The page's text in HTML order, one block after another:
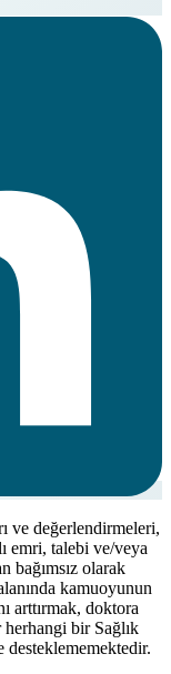
ve değerlendirmeleri,
emri, talebi ve/veya
bağımsız olarak
kamuoyunun
arttırmak, doktora
bir Sağlık
desteklememektedir.